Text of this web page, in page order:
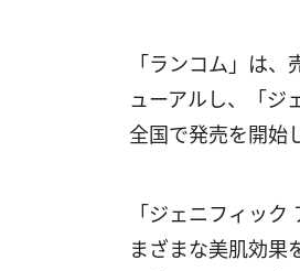
「ランコム」は
ューアルし、「ジ
全国で発売を開始
「ジェニフィッ
まざまな美肌効果